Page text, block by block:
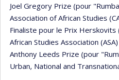
Joel Gregory Prize (pour
Association of African Studies
Finaliste pour le Prix Herskovits
African Studies Association (ASA)
Anthony Leeds Prize (pour
Urban, National and